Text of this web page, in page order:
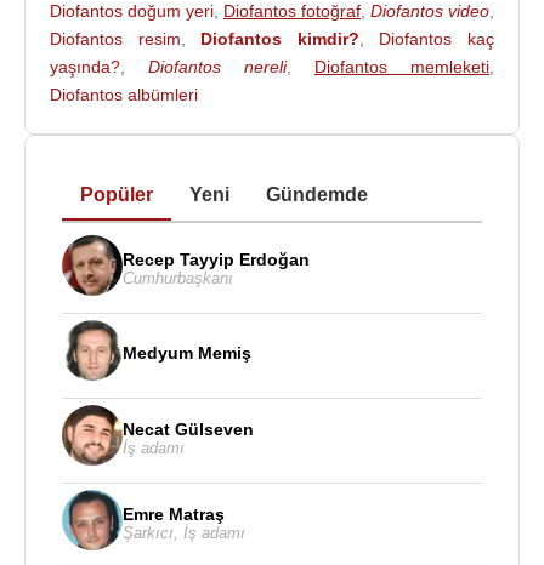
bekârlık çağında geçirmiş olduğu, evlendikten 5 yıl
sonra bir oğlunun doğduğu, oğlunun kendisinin yarı
yaşında bulunduğu ve kendisinden dört yıl önce
öldüğü yazılıdır. Bu hesaba göre, 84 yaşına kadar
yaşadığı anlaşılmaktadır.
Kaynak:Biyografiler.com
Diofantos doğum yeri Diofantos fotoğraf Diofantos video
Diofantos resim
Diofantos kimdir?
Diofantos kaç
yaşında?
Diofantos nereli, Diofantos memleketi
Diofantos albümleri
Popüler Yeni Gündemde
Recep Tayyip Erdoğan
Cumhurbaşkanı
Medyum Memiş
Necat Gülseven
İş adamı
Emre Matraş
Şarkıcı İş adamı